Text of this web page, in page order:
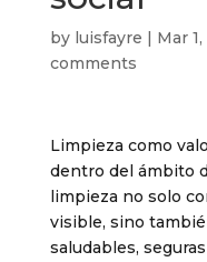
by luisfayre | Mar
comments
Limpieza como
dentro del ámbito
limpieza no solo
visible, sino
saludables,